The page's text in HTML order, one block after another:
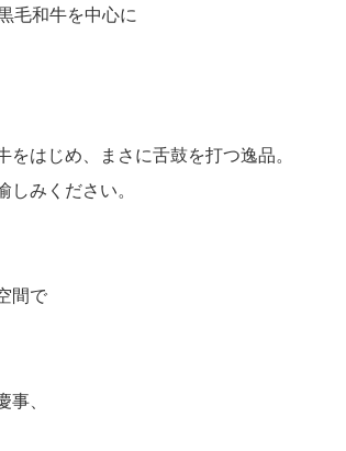
毛和牛を中心に
はじめ、まさに舌鼓を打つ逸品。
みください。
間で
、